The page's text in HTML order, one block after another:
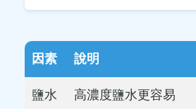
因素 說明
鹽水
高濃度鹽水更容易